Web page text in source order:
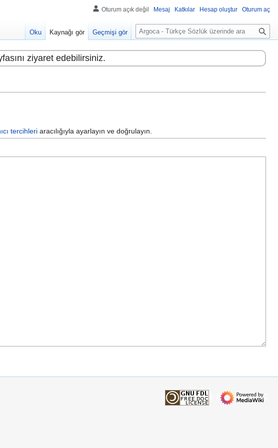
ziyaret edebilirsiniz.
tercihleri aracılığıyla ayarlayın ve doğrulayın.
Oturum açık değil Mesaj Katkılar Hesap oluştur Oturum aç
Oku Kaynağı gör Geçmişi gör
A
r
a